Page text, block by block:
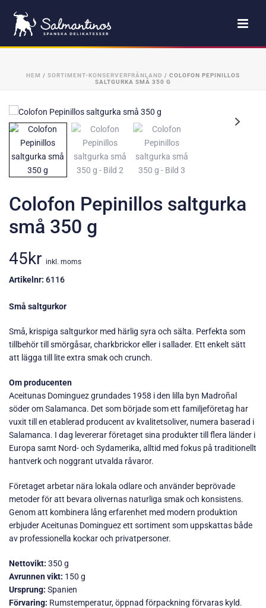
HEM / SORTIMENT-KONSERVERFRÅNLAND / COLOFON PEPINILLOS
SALTGURKA SMÅ 350 G
Colofon Pepinillos saltgurka
små 350 g
45kr inkl. moms
Artikelnr: 6116
Små saltgurkor
Små, krispiga saltgurkor med härlig syra och sälta. Perfekta som
tillbehör till smörgåsar, charkbrickor eller i sallader. Ett enkelt sätt
att lägga till lite extra smak och crunch.
Om producenten
Aceitunas Dominguez grundades 1958 i den lilla byn Madroñal
söder om Salamanca. Det som började som ett familjeföretag har
vuxit till en etablerad producent av kvalitetsoliver, numera baserad i
Salamanca. I dag levererar företaget sina produkter till flera länder i
Europa samt Nord- och Sydamerika, alltid med fokus på traditionellt
hantverk och noggrant utvalda råvaror.
Företaget arbetar nära lokala odlare och använder beprövade
metoder för att bevara olivernas naturliga smak och konsistens.
Genom att kombinera lång erfarenhet med modern produktion
erbjuder Aceitunas Dominguez ett sortiment som uppskattas både
av professionella kockar och privatpersoner.
Nettovikt: 350 g
Avrunnen vikt: 150 g
Ursprung: Spanien
Förvaring: Rumstemperatur, öppnad förpackning förvaras kyld.